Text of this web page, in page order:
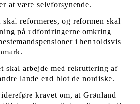
at være selvforsynende.
skal reformeres, og reformen skal
på udfordringerne omkring
i henholdsvis
skal arbejde med rekruttering af
lande end blot de nordiske.
kravet om, at Grønland